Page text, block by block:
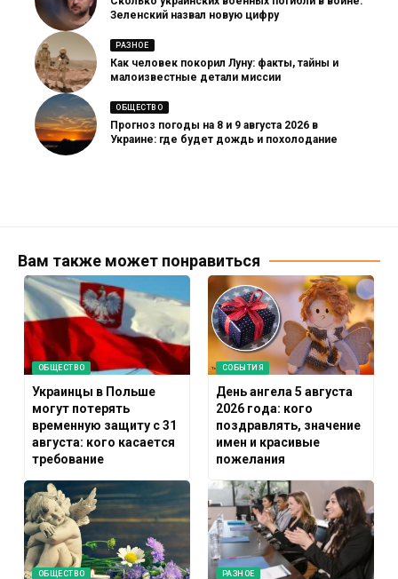
Зеленский назвал новую цифру
РАЗНОЕ
Как человек покорил Луну: факты, тайны и
малоизвестные детали миссии
ОБЩЕСТВО
Прогноз погоды на 8 и 9 августа 2026 в
Украине: где будет дождь и похолодание
Вам также может понравиться
ОБЩЕСТВО
Украинцы в Польше
могут потерять
временную защиту с 31
августа: кого касается
требование
СОБЫТИЯ
День ангела 5 августа
2026 года: кого
поздравлять, значение
имен и красивые
пожелания
ОБЩЕСТВО РАЗНОЕ